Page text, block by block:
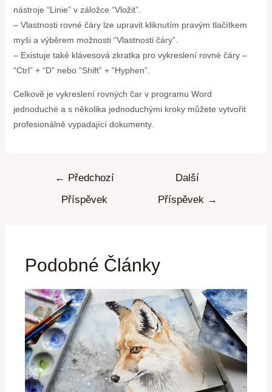
nástroje “Linie” v záložce “Vložit”.
– Vlastnosti rovné čáry lze upravit kliknutím pravým tlačítkem
myši a výběrem možnosti “Vlastnosti čáry”.
– Existuje také klávesová zkratka pro vykreslení rovné čáry –
“Ctrl” + “D” nebo “Shift” + “Hyphen”.
Celkově je vykreslení rovných čar v programu Word
jednoduché a s několika jednoduchými kroky můžete vytvořit
profesionálně vypadající dokumenty.
← Předchozí
Příspěvek
Další
Příspěvek →
Podobné Články